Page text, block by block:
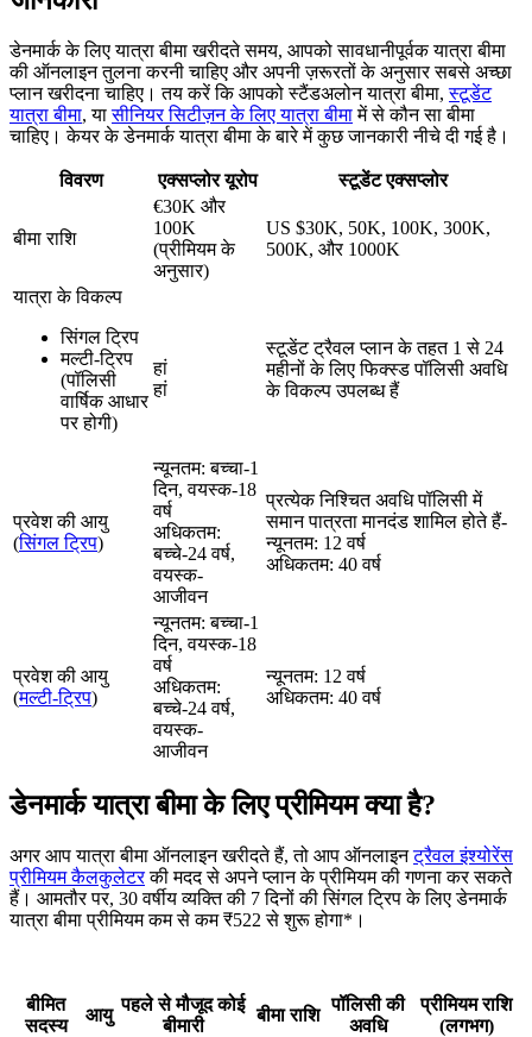
डेनमार्क के लिए यात्रा बीमा खरीदते समय, आपको सावधानीपूर्वक यात्रा बीमा
की ऑनलाइन तुलना करनी चाहिए और अपनी ज़रूरतों के अनुसार सबसे अच्छा
प्लान खरीदना चाहिए। तय करें कि आपको स्टैंडअलोन यात्रा बीमा,स्टूडेंट
यात्रा बीमा, यासीनियर सिटीज़न के लिए यात्रा बीमामें से कौन सा बीमा
चाहिए। केयर के डेनमार्क यात्रा बीमा के बारे में कुछ जानकारी नीचे दी गई है।
विवरण एक्सप्लोर यूरोप स्टूडेंट एक्सप्लोर
बीमा राशि
€30K और
100K
(प्रीमियम के
अनुसार)
US $30K, 50K, 100K, 300K,
500K, और 1000K
यात्रा के विकल्प
सिंगल ट्रिप
मल्टी-ट्रिप
(पॉलिसी
वार्षिक आधार
पर होगी)
हां
हां
स्टूडेंट ट्रैवल प्लान के तहत 1 से 24
महीनों के लिए फिक्स्ड पॉलिसी अवधि
के विकल्प उपलब्ध हैं
प्रवेश की आयु
(सिंगल ट्रिप)
न्यूनतम: बच्चा-1
दिन, वयस्क-18
वर्ष
अधिकतम:
बच्चे-24 वर्ष,
वयस्क-
आजीवन
प्रत्येक निश्चित अवधि पॉलिसी में
समान पात्रता मानदंड शामिल होते हैं-
न्यूनतम: 12 वर्ष
अधिकतम: 40 वर्ष
प्रवेश की आयु
(मल्टी-ट्रिप)
न्यूनतम: बच्चा-1
दिन, वयस्क-18
वर्ष
अधिकतम:
बच्चे-24 वर्ष,
वयस्क-
आजीवन
न्यूनतम: 12 वर्ष
अधिकतम: 40 वर्ष
डेनमार्क यात्रा बीमा के लिए प्रीमियम क्या है?
अगर आप यात्रा बीमा ऑनलाइन खरीदते हैं, तो आप ऑनलाइनट्रैवल इंश्योरेंस
प्रीमियम कैलकुलेटरकी मदद से अपने प्लान के प्रीमियम की गणना कर सकते
हैं। आमतौर पर, 30 वर्षीय व्यक्ति की 7 दिनों की सिंगल ट्रिप के लिए डेनमार्क
यात्रा बीमा प्रीमियम कम से कम ₹522 से शुरू होगा*।
बीमित
सदस्य
आयु
पहले से मौजूद कोई
बीमारी
बीमा राशि
पॉलिसी की
अवधि
प्रीमियम राशि
(लगभग)